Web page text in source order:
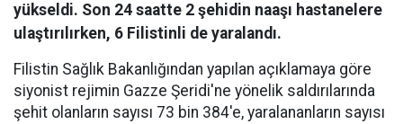
yükseldi. Son 24 saatte 2 şehidin naaşı hastanelere
ulaştırılırken, 6 Filistinli de yaralandı.
Filistin Sağlık Bakanlığından yapılan açıklamaya göre
siyonist rejimin Gazze Şeridi'ne yönelik saldırılarında
şehit olanların sayısı 73 bin 384'e, yaralananların sayısı